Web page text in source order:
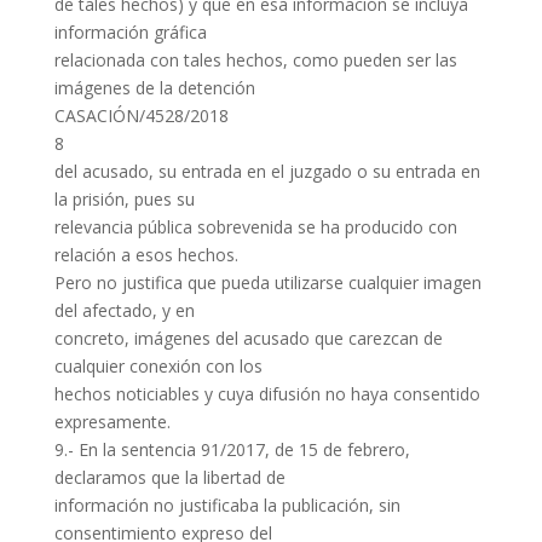
de tales hechos) y que en esa información se incluya
información gráfica
relacionada con tales hechos, como pueden ser las
imágenes de la detención
CASACIÓN/4528/2018
8
del acusado, su entrada en el juzgado o su entrada en
la prisión, pues su
relevancia pública sobrevenida se ha producido con
relación a esos hechos.
Pero no justifica que pueda utilizarse cualquier imagen
del afectado, y en
concreto, imágenes del acusado que carezcan de
cualquier conexión con los
hechos noticiables y cuya difusión no haya consentido
expresamente.
9.- En la sentencia 91/2017, de 15 de febrero,
declaramos que la libertad de
información no justificaba la publicación, sin
consentimiento expreso del